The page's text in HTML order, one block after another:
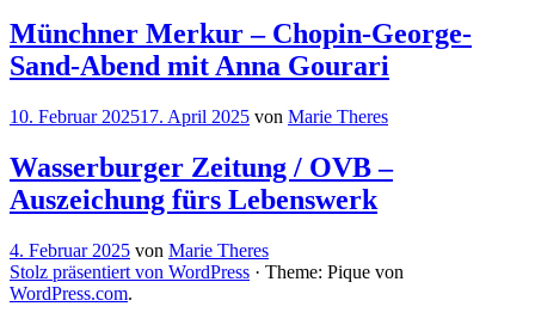
Münchner Merkur – Chopin-George-
Sand-Abend mit Anna Gourari
10. Februar 202517. April 2025 von Marie Theres
Wasserburger Zeitung / OVB –
Auszeichung fürs Lebenswerk
4. Februar 2025 von Marie Theres
Stolz präsentiert von WordPress · Theme: Pique von
WordPress.com.